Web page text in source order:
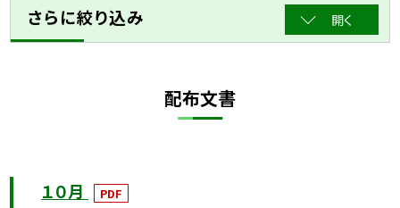
さらに絞り込み 開く
配布文書
１０月
PDF